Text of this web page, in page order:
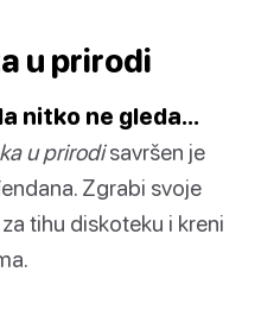
u prirodi
nitko ne gleda…
u prirodisavršen je
Zgrabi svoje
tihu diskoteku i kreni